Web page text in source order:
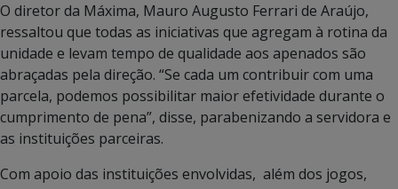
O diretor da Máxima, Mauro Augusto Ferrari de Araújo,
ressaltou que todas as iniciativas que agregam à rotina da
unidade e levam tempo de qualidade aos apenados são
abraçadas pela direção. “Se cada um contribuir com uma
parcela, podemos possibilitar maior efetividade durante o
cumprimento de pena”, disse, parabenizando a servidora e
as instituições parceiras.
Com apoio das instituições envolvidas, além dos jogos,